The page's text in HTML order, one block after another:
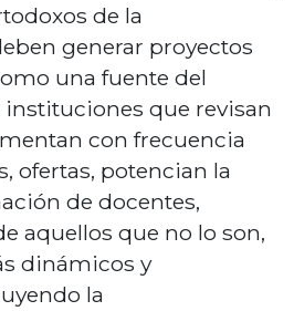
de la
generar proyectos
una fuente del
que revisan
con frecuencia
ofertas, potencian la
de docentes,
aquellos que no lo son,
dinámicos y
la